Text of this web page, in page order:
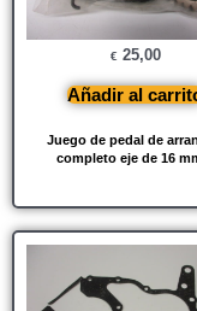
Juego de pedal de
completo eje de 16
€ 25,00
Añadir al